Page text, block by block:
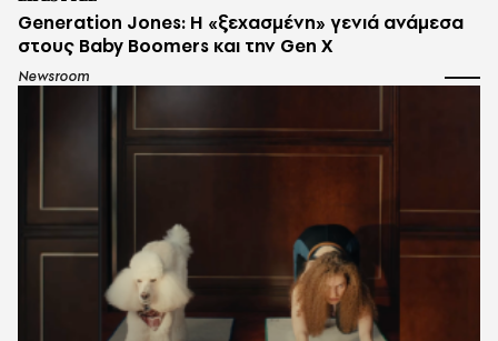
Generation Jones: Η «ξεχασμένη» γενιά ανάμεσα
στους Baby Boomers και την Gen X
Newsroom